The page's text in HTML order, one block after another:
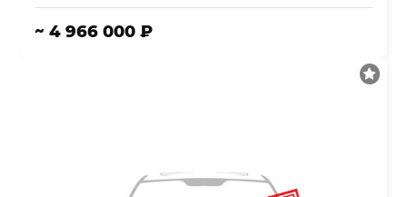
~ 4 966 000 ₽